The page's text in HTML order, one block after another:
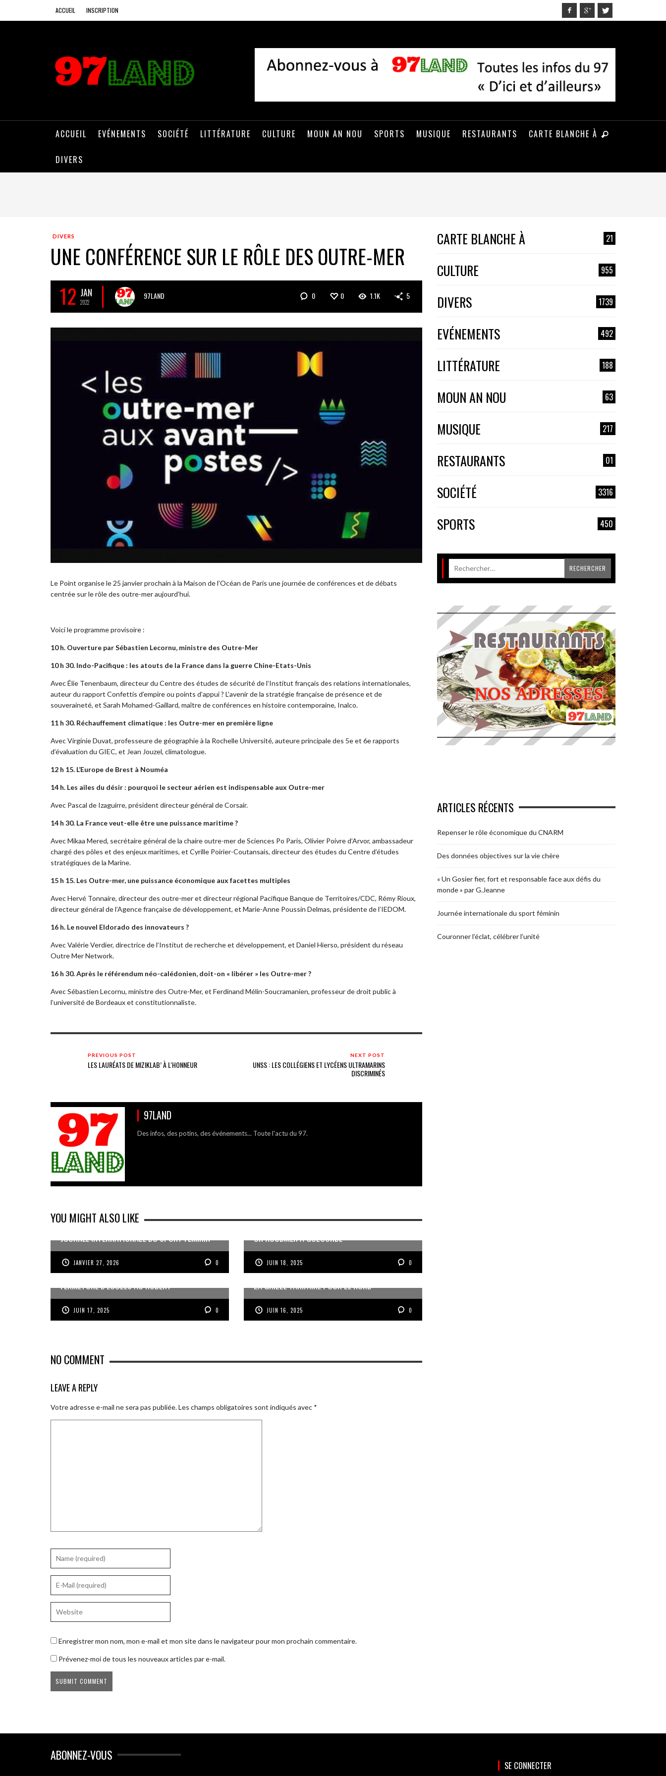
ACCUEIL INSCRIPTION
ACCUEIL EVÉNEMENTS SOCIÉTÉ LITTÉRATURE CULTURE MOUN AN NOU SPORTS MUSIQUE RESTAURANTS CARTE BLANCHE À
DIVERS
DIVERS
UNE CONFÉRENCE SUR LE RÔLE DES OUTRE-MER
12 JAN
2022
97LAND 0 0 1.1K 5
Le Point organise le 25 janvier prochain à la Maison de l’Océan de Paris une journée de conférences et de débats
centrée sur le rôle des outre-mer aujourd’hui.
Voici le programme provisoire :
10 h. Ouverture par Sébastien Lecornu, ministre des Outre-Mer
10 h 30. Indo-Pacifique : les atouts de la France dans la guerre Chine-Etats-Unis
Avec Élie Tenenbaum, directeur du Centre des études de sécurité de l’Institut français des relations internationales,
auteur du rapport Confettis d’empire ou points d’appui ? L’avenir de la stratégie française de présence et de
souveraineté, et Sarah Mohamed-Gaillard, maître de conférences en histoire contemporaine, Inalco.
11 h 30. Réchauffement climatique : les Outre-mer en première ligne
Avec Virginie Duvat, professeure de géographie à la Rochelle Université, auteure principale des 5e et 6e rapports
d’évaluation du GIEC, et Jean Jouzel, climatologue.
12 h 15. L’Europe de Brest à Nouméa
14 h. Les ailes du désir : pourquoi le secteur aérien est indispensable aux Outre-mer
Avec Pascal de Izaguirre, président directeur général de Corsair.
14 h 30. La France veut-elle être une puissance maritime ?
Avec Mikaa Mered, secrétaire général de la chaire outre-mer de Sciences Po Paris, Olivier Poivre d’Arvor, ambassadeur
chargé des pôles et des enjeux maritimes, et Cyrille Poirier-Coutansais, directeur des études du Centre d’études
stratégiques de la Marine.
15 h 15. Les Outre-mer, une puissance économique aux facettes multiples
Avec Hervé Tonnaire, directeur des outre-mer et directeur régional Pacifique Banque de Territoires/CDC, Rémy Rioux,
directeur général de l’Agence française de développement, et Marie-Anne Poussin Delmas, présidente de l’IEDOM.
16 h. Le nouvel Eldorado des innovateurs ?
Avec Valérie Verdier, directrice de l’Institut de recherche et développement, et Daniel Hierso, président du réseau
Outre Mer Network.
16 h 30. Après le référendum néo-calédonien, doit-on « libérer » les Outre-mer ?
Avec Sébastien Lecornu, ministre des Outre-Mer, et Ferdinand Mélin-Soucramanien, professeur de droit public à
l’université de Bordeaux et constitutionnaliste.
PREVIOUS POST
LES LAURÉATS DE MIZIKLAB’ À L'HONNEUR
NEXT POST
UNSS : LES COLLÉGIENS ET LYCÉENS ULTRAMARINS
DISCRIMINÉS
97LAND
Des infos, des potins, des événements... Toute l'actu du 97.
YOU MIGHT ALSO LIKE
JOURNÉE INTERNATIONALE DU SPORT FÉMININ
JANVIER 27, 2026 0
UN KOUDMEN À GOLCONDE
JUIN 18, 2025 0
FERMETURE D’ÉCOLES AU ROBERT
JUIN 17, 2025 0
LA GRILLE TARIFAIRE POUR LE NORD
JUIN 16, 2025 0
NO COMMENT
LEAVE A REPLY
Votre adresse e-mail ne sera pas publiée.Les champs obligatoires sont indiqués avec *
Enregistrer mon nom, mon e-mail et mon site dans le navigateur pour mon prochain commentaire.
Prévenez-moi de tous les nouveaux articles par e-mail.
CARTE BLANCHE À 21
CULTURE 955
DIVERS 1739
EVÉNEMENTS 492
LITTÉRATURE 188
MOUN AN NOU 63
MUSIQUE 217
RESTAURANTS 01
SOCIÉTÉ 3316
SPORTS 450
ARTICLES RÉCENTS
Repenser le rôle économique du CNARM
Des données objectives sur la vie chère
« Un Gosier fier, fort et responsable face aux défis du
monde » par G.Jeanne
Journée internationale du sport féminin
Couronner l’éclat, célébrer l’unité
ABONNEZ-VOUS
SE CONNECTER